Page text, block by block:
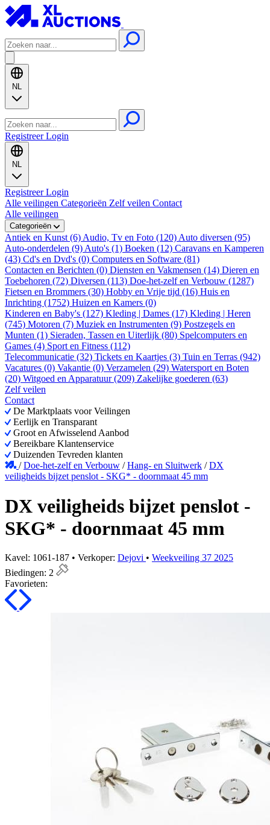
NL
RegistreerLogin
NL
RegistreerLogin
Alle veilingen Categorieën Zelf veilen Contact
Alle veilingen
Categorieën
Antiek en Kunst (6) Audio, Tv en Foto (120) Auto diversen (95)
Auto-onderdelen (9) Auto's (1) Boeken (12) Caravans en Kamperen
(43) Cd's en Dvd's (0) Computers en Software (81)
Contacten en Berichten (0) Diensten en Vakmensen (14) Dieren en
Toebehoren (72) Diversen (113) Doe-het-zelf en Verbouw (1287)
Fietsen en Brommers (30) Hobby en Vrije tijd (16) Huis en
Inrichting (1752) Huizen en Kamers (0)
Kinderen en Baby's (127) Kleding | Dames (17) Kleding | Heren
(745) Motoren (7) Muziek en Instrumenten (9) Postzegels en
Munten (1) Sieraden, Tassen en Uiterlijk (80) Spelcomputers en
Games (4) Sport en Fitness (112)
Telecommunicatie (32) Tickets en Kaartjes (3) Tuin en Terras (942)
Vacatures (0) Vakantie (0) Verzamelen (29) Watersport en Boten
(20) Witgoed en Apparatuur (209) Zakelijke goederen (63)
Zelf veilen
Contact
De Marktplaats voor Veilingen
Eerlijk en Transparant
Groot en Afwisselend Aanbod
Bereikbare Klantenservice
Duizenden Tevreden klanten
/Doe-het-zelf en Verbouw /Hang- en Sluitwerk /DX
veiligheids bijzet penslot - SKG* - doornmaat 45 mm
DX veiligheids bijzet penslot -
SKG* - doornmaat 45 mm
Kavel: 1061-187 • Verkoper: Dejovi • Weekveiling 37 2025
Biedingen: 2
Favorieten: